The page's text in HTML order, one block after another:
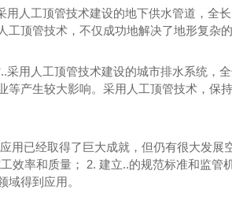
用人工顶管技术建设的地下供水管道，全
顶管技术，不仅成功地解决了地形复杂
采用人工顶管技术建设的城市排水系统，
等产生较大影响。采用人工顶管技术，保
用已经取得了巨大成就，但仍有很大发展
效率和质量； 2. 建立..的规范标准和监管
域得到应用。